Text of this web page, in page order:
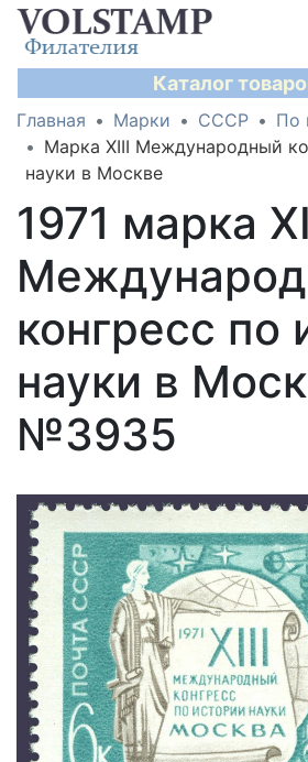
Каталог
Главная Марки СССР По
Марка ХIII Международный
науки в Москве
1971 марка
конгресс по
науки в
№3935